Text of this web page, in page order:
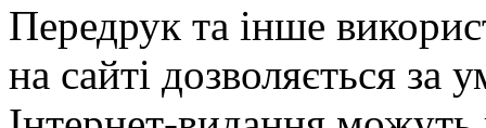
Передрук та інше
на сайті дозволяється